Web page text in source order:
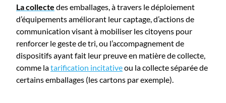
La collecte des emballages, à travers le déploiement
d’équipements améliorant leur captage, d’actions de
communication visant à mobiliser les citoyens pour
renforcer le geste de tri, ou l’accompagnement de
dispositifs ayant fait leur preuve en matière de collecte,
comme latarification incitativeou la collecte séparée de
certains emballages (les cartons par exemple).